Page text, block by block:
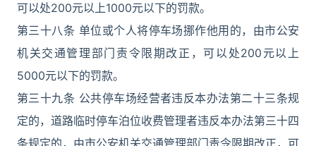
可以处200元以上1000元以下的罚款。
第三十八条 单位或个人将停车场挪作他用的，由市公安
机关交通管理部门责令限期改正，可以处200元以上
5000元以下的罚款。
第三十九条 公共停车场经营者违反本办法第二十三条规
定的，道路临时停车泊位收费管理者违反本办法第三十四
条规定的，由市公安机关交通管理部门责令限期改正，可